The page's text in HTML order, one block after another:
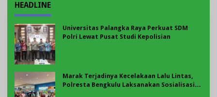
HEADLINE
Universitas Palangka Raya Perkuat SDM
Polri Lewat Pusat Studi Kepolisian
Marak Terjadinya Kecelakaan Lalu Lintas,
Polresta Bengkulu Laksanakan Sosialisasi